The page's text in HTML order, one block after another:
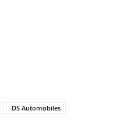
DS Automobiles